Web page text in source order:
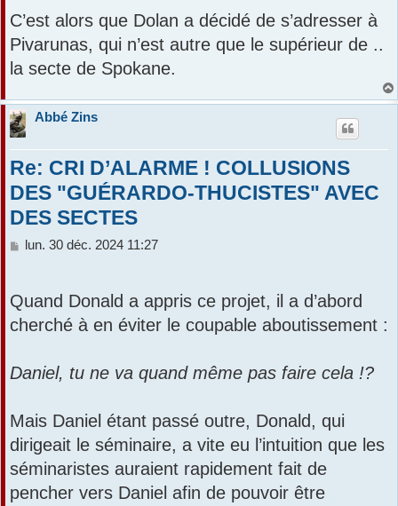
C’est alors que Dolan a décidé de s’adresser à
Pivarunas, qui n’est autre que le supérieur de ..
la secte de Spokane.
Abbé Zins
Re: CRI D’ALARME ! COLLUSIONS
DES "GUÉRARDO-THUCISTES" AVEC
DES SECTES
M
s
a
g
lun. 30 déc. 2024 11:27
Quand Donald a appris ce projet, il a d’abord
cherché à en éviter le coupable aboutissement :
Daniel, tu ne va quand même pas faire cela !?
Mais Daniel étant passé outre, Donald, qui
dirigeait le séminaire, a vite eu l’intuition que les
séminaristes auraient rapidement fait de
pencher vers Daniel afin de pouvoir être